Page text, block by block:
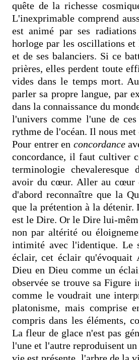
quête de la richesse
L'inexprimable comprend
est animé par ses
horloge par les oscillations et
et de ses balanciers. Si ce
prières, elles perdent toute
vides dans le temps mort.
parler sa propre langue, par
dans la connaissance du
l'univers comme l'une de
rythme de l'océan. Il nous met
Pour entrer en concordance
concordance, il faut cultiver
terminologie chevaleresque
avoir du cœur. Aller au cœur
d'abord reconnaître que la
que la prétention à la
est le Dire. Or le Dire lui-
non par altérité ou
intimité avec l'identique. Le
éclair, cet éclair qu'évoquait
Dieu en Dieu comme un
observée se trouve sa Figure
comme le voudrait une
platonisme, mais comprise
compris dans les éléments,
La fleur de glace n'est pas
l'une et l'autre reproduisent